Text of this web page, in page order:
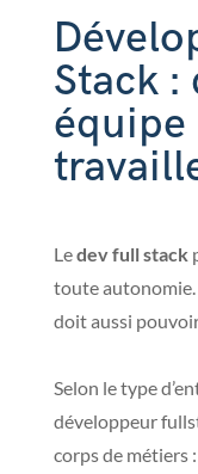
Stack :
équipe
Ledev full stack
toute
doit aussi
Selon le type
développeur
corps de métiers :